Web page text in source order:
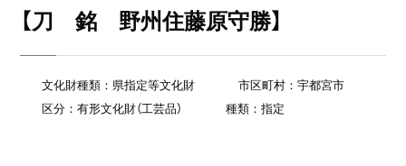
【刀 銘 野州住藤原守勝】
文化財種類：県指定等文化財
市区町村：宇都宮市
区分：有形文化財（工芸品）
種類：指定